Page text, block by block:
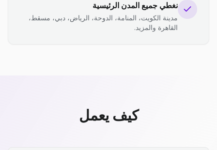
نغطي جميع المدن الرئيسية
مدينة الكويت، المنامة، الدوحة، الرياض، دبي، مسقط،
القاهرة والمزيد.
كيف يعمل